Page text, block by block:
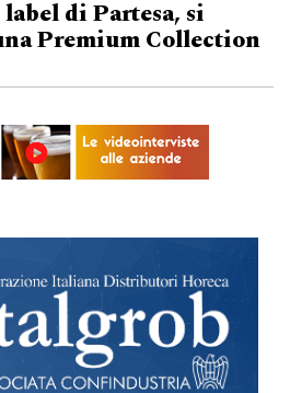
di Partesa, si
Premium Collection